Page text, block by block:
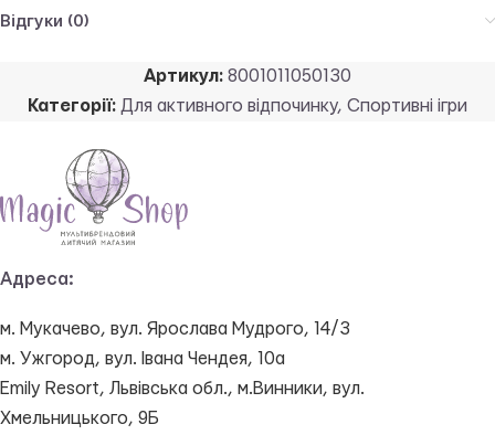
Відгуки (0)
Артикул: 8001011050130
Категорії: Для активного відпочинку, Спортивні ігри
Адреса:
м. Мукачево, вул. Ярослава Мудрого, 14/3
м. Ужгород, вул. Івана Чендея, 10а
Emily Resort, Львівська обл., м.Винники, вул.
Хмельницького, 9Б